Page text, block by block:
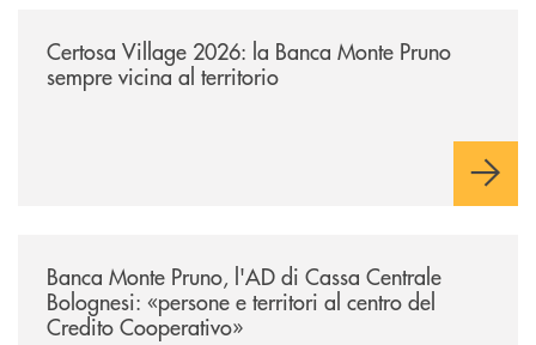
Certosa Village 2026: la Banca Monte Pruno
sempre vicina al territorio
Banca Monte Pruno, l'AD di Cassa Centrale
Bolognesi: «persone e territori al centro del
Credito Cooperativo»